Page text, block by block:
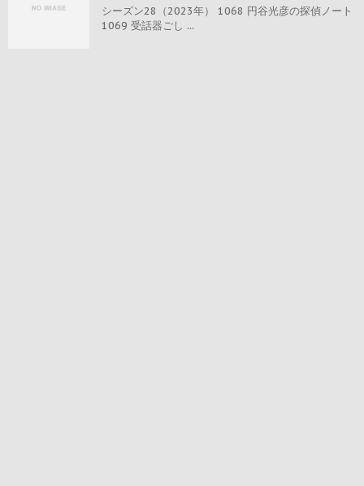
シーズン28（2023年） 1068 円谷光彦の探偵ノート
1069 受話器ごし ...